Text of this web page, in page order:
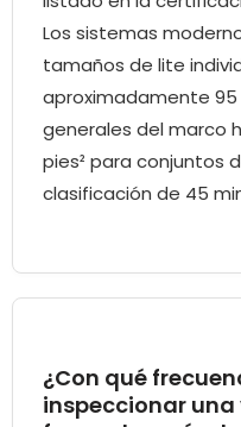
Los sistemas
tamaños de lite
aproximadamente 95
generales del marco
pies² para conjuntos
clasificación de 45
¿Con qué
inspeccionar